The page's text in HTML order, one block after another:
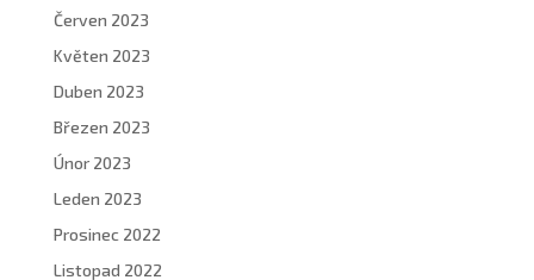
Červen 2023
Květen 2023
Duben 2023
Březen 2023
Únor 2023
Leden 2023
Prosinec 2022
Listopad 2022